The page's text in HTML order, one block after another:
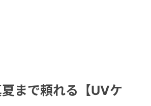
まで頼れる【UVケ